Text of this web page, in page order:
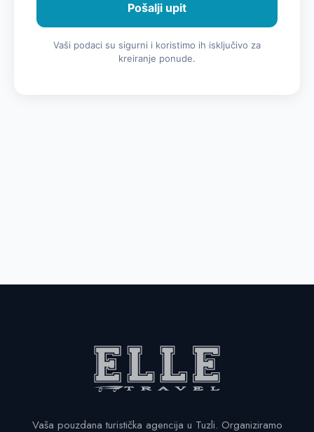
Pošalji upit
Vaši podaci su sigurni i koristimo ih isključivo za
kreiranje ponude.
Vaša pouzdana turistička agencija u Tuzli. Organiziramo